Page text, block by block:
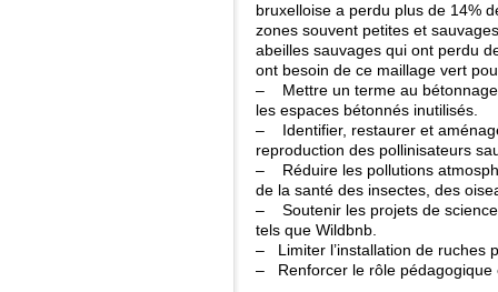
bruxelloise a perdu plus de 14%
zones souvent petites et
abeilles sauvages qui ont perdu
ont besoin de ce maillage vert
– Mettre un terme au bétonnage
les espaces bétonnés inutilisés.
– Identifier, restaurer et
reproduction des pollinisateurs
– Réduire les pollutions
de la santé des insectes, des
– Soutenir les projets de
tels que Wildbnb.
– Limiter l’installation de ruches
– Renforcer le rôle pédagogique